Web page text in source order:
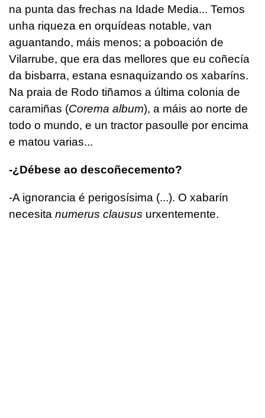
na punta das frechas na Idade Media... Temos
unha riqueza en orquídeas notable, van
aguantando, máis menos; a poboación de
Vilarrube, que era das mellores que eu coñecía
da bisbarra, estana esnaquizando os xabaríns.
Na praia de Rodo tiñamos a última colonia de
caramiñas (Corema album), a máis ao norte de
todo o mundo, e un tractor pasoulle por encima
e matou varias...
-¿Débese ao descoñecemento?
-A ignorancia é perigosísima (...). O xabarín
necesita numerus clausus urxentemente.